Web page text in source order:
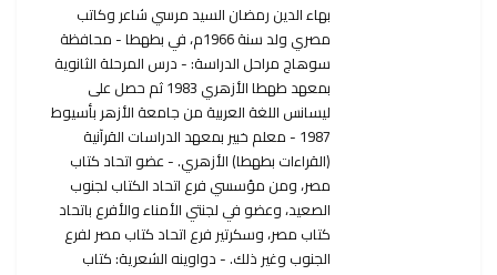
بهاء الدين رمضان السيد مرسي شاعر وكاتب
مصري ولد سنة 1966م، في بطهطا - محافظة
سوهاج مراحل الدراسة: - درس المرحلة الثانوية
بمعهد طهطا الأزهري 1983 ثم حصل على
ليسانس اللغة العربية من جامعة الأزهر بأسيوط
1987 - معلم خبير بمعهد الدراسات القرآنية
(القراءات بطهطا) الأزهري. - عضو اتحاد كتاب
مصر، ومن مؤسسي فرع اتحاد الكتاب لجنوب
الصعيد، وعضو في لجنتي الأمناء والأفرع باتحاد
كتاب مصر، وسكرتير فرع اتحاد كتاب مصر لفرع
الجنوب وغير ذلك. - دواوينه الشعرية: كتاب